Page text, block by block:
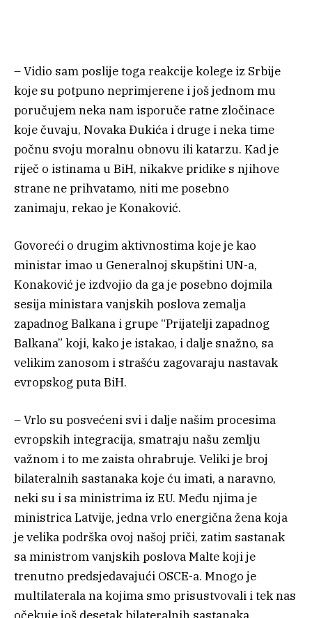
– Vidio sam poslije toga reakcije kolege iz Srbije
koje su potpuno neprimjerene i još jednom mu
poručujem neka nam isporuče ratne zločinace
koje čuvaju, Novaka Đukića i druge i neka time
počnu svoju moralnu obnovu ili katarzu. Kad je
riječ o istinama u BiH, nikakve pridike s njihove
strane ne prihvatamo, niti me posebno
zanimaju, rekao je Konaković.
Govoreći o drugim aktivnostima koje je kao
ministar imao u Generalnoj skupštini UN-a,
Konaković je izdvojio da ga je posebno dojmila
sesija ministara vanjskih poslova zemalja
zapadnog Balkana i grupe “Prijatelji zapadnog
Balkana” koji, kako je istakao, i dalje snažno, sa
velikim zanosom i strašću zagovaraju nastavak
evropskog puta BiH.
– Vrlo su posvećeni svi i dalje našim procesima
evropskih integracija, smatraju našu zemlju
važnom i to me zaista ohrabruje. Veliki je broj
bilateralnih sastanaka koje ću imati, a naravno,
neki su i sa ministrima iz EU. Među njima je
ministrica Latvije, jedna vrlo energična žena koja
je velika podrška ovoj našoj priči, zatim sastanak
sa ministrom vanjskih poslova Malte koji je
trenutno predsjedavajući OSCE-a. Mnogo je
multilaterala na kojima smo prisustvovali i tek nas